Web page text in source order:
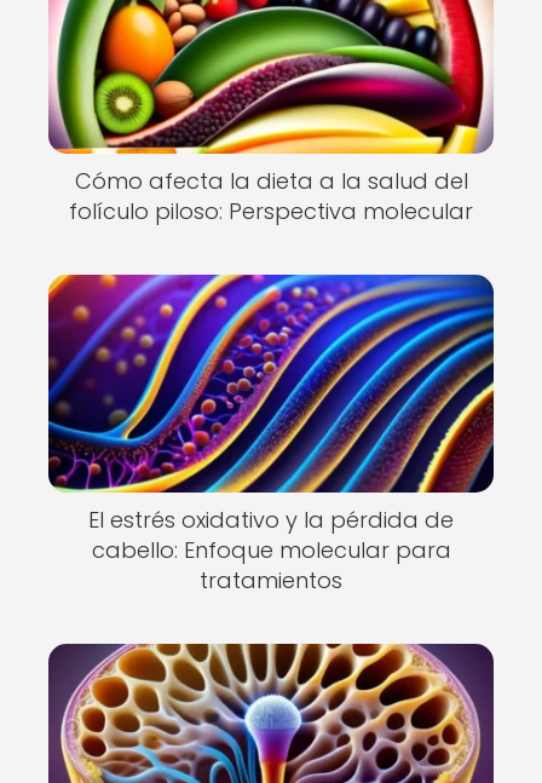
Cómo afecta la dieta a la salud del
folículo piloso: Perspectiva molecular
El estrés oxidativo y la pérdida de
cabello: Enfoque molecular para
tratamientos